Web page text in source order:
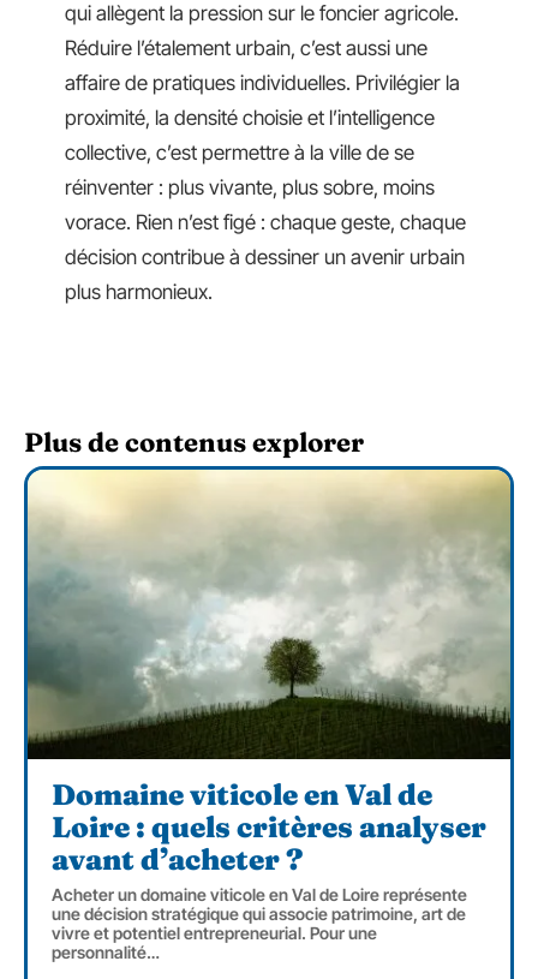
qui allègent la pression sur le foncier agricole.
Réduire l’étalement urbain, c’est aussi une
affaire de pratiques individuelles. Privilégier la
proximité, la densité choisie et l’intelligence
collective, c’est permettre à la ville de se
réinventer : plus vivante, plus sobre, moins
vorace. Rien n’est figé : chaque geste, chaque
décision contribue à dessiner un avenir urbain
plus harmonieux.
Plus de contenus explorer
Domaine viticole en Val de
Loire : quels critères analyser
avant d’acheter ?
Acheter un domaine viticole en Val de Loire représente
une décision stratégique qui associe patrimoine, art de
vivre et potentiel entrepreneurial. Pour une
personnalité…